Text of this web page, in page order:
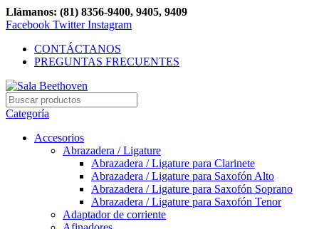
Llámanos: (81) 8356-9400, 9405, 9409
Facebook Twitter Instagram
CONTÁCTANOS
PREGUNTAS FRECUENTES
Categoría
Accesorios
Abrazadera / Ligature
Abrazadera / Ligature para Clarinete
Abrazadera / Ligature para Saxofón Alto
Abrazadera / Ligature para Saxofón Soprano
Abrazadera / Ligature para Saxofón Tenor
Adaptador de corriente